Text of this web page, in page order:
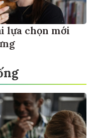
lựa chọn mới